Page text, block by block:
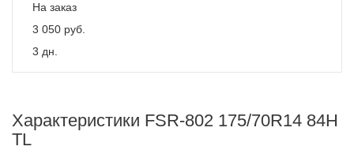
На заказ
3 050 руб.
3 дн.
Характеристики FSR-802 175/70R14 84H
TL